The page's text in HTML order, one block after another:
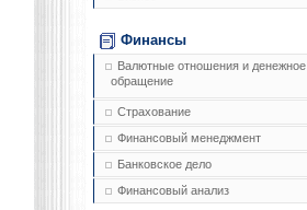
Финансы
Валютные отношения и денежное
обращение
Страхование
Финансовый менеджмент
Банковское дело
Финансовый анализ